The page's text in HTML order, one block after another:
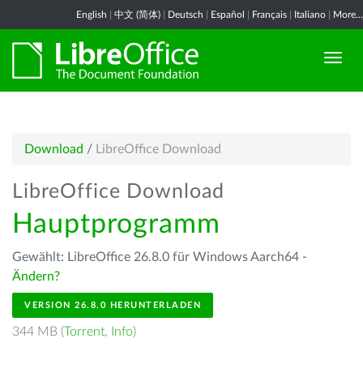
English 中文 (简体) Deutsch Español Français Italiano More...
Download / LibreOffice Download
LibreOffice Download
Hauptprogramm
Gewählt: LibreOffice 26.8.0 für Windows Aarch64 -
Ändern?
VERSION 26.8.0 HERUNTERLADEN
344 MB (Torrent, Info)